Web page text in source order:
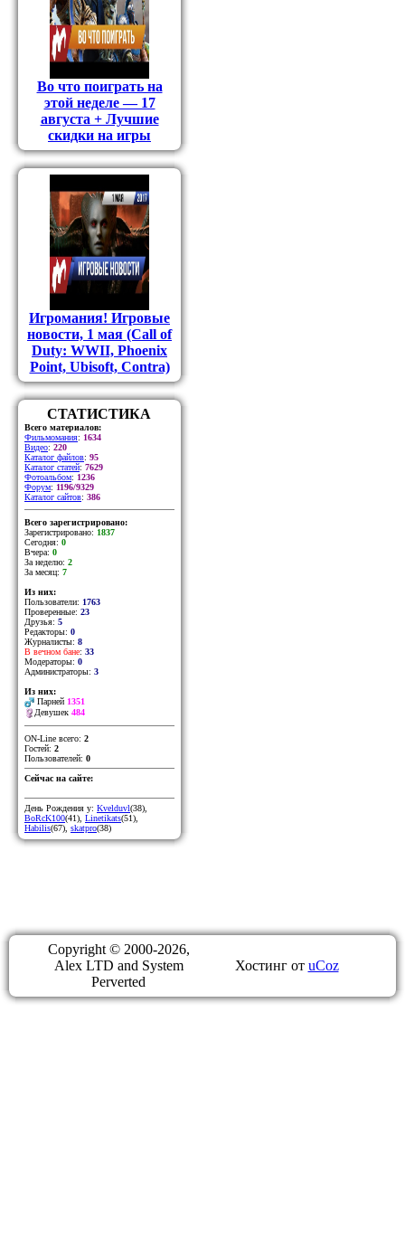
Во что поиграть на
этой неделе — 17
августа + Лучшие
скидки на игры
Игромания! Игровые
новости, 1 мая (Call of
Duty: WWII, Phoenix
Point, Ubisoft, Contra)
СТАТИСТИКА
Всего материалов:
Фильмомания: 1634
Видео: 220
Каталог файлов: 95
Каталог статей: 7629
Фотоальбом: 1236
Форум: 1196/9329
Каталог сайтов: 386
Всего зарегистрировано:
Зарегистрировано: 1837
Сегодня: 0
Вчера: 0
За неделю: 2
За месяц: 7
Из них:
Пользователи: 1763
Проверенные: 23
Друзья: 5
Редакторы: 0
Журналисты: 8
В вечном бане: 33
Модераторы: 0
Администраторы: 3
Из них:
Парней 1351
Девушек 484
ON-Line всего: 2
Гостей: 2
Пользователей: 0
Сейчас на сайте:
День Рождения у: Kvelduvl(38),
BoRcK100(41), Linetikats(51),
Habilis(67), skatpro(38)
Copyright © 2000-2026,
Alex LTD and System
Perverted
Хостинг от uCoz